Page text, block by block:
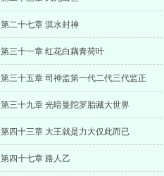
第二十七章 淇水封神
第三十一章 红花白藕青荷叶
第三十五章 司神监第一代二代三代监正
第三十九章 光暗曼陀罗胎藏大世界
第四十三章 大王就是力大仅此而已
第四十七章 路人乙